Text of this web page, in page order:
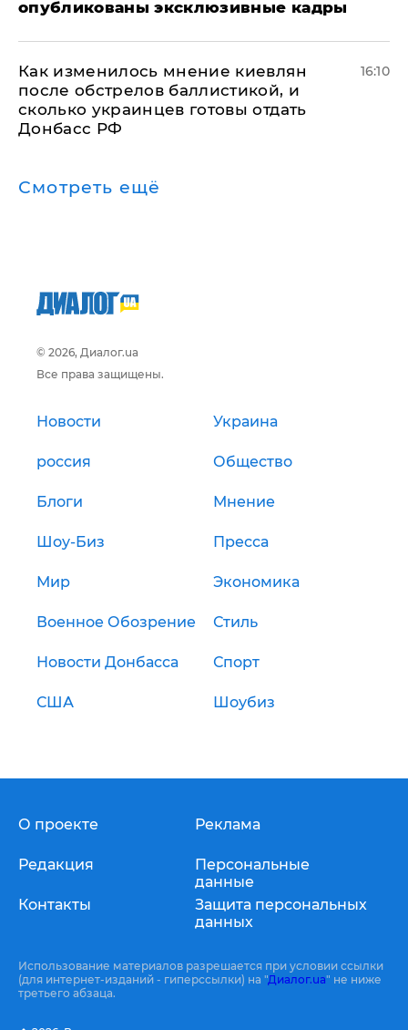
опубликованы эксклюзивные кадры
Как изменилось мнение киевлян
после обстрелов баллистикой, и
сколько украинцев готовы отдать
Донбасс РФ
16:10
Смотреть ещё
© 2026, Диалог.ua
Все права защищены.
Новости Украина
россия Общество
Блоги Мнение
Шоу-Биз Пресса
Мир Экономика
Военное Обозрение Стиль
Новости Донбасса Спорт
США Шоубиз
О проекте
Редакция
Контакты
Реклама
Персональные
данные
Защита персональных
данных
Использование материалов разрешается при условии ссылки
(для интернет-изданий - гиперссылки) на "Диалог.ua" не ниже
третьего абзаца.